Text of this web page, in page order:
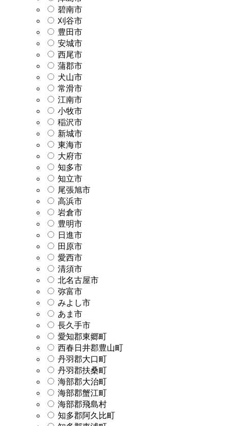
碧南市
刈谷市
豊田市
安城市
西尾市
蒲郡市
犬山市
常滑市
江南市
小牧市
稲沢市
新城市
東海市
大府市
知多市
知立市
尾張旭市
高浜市
岩倉市
豊明市
日進市
田原市
愛西市
清須市
北名古屋市
弥富市
みよし市
あま市
長久手市
愛知郡東郷町
西春日井郡豊山町
丹羽郡大口町
丹羽郡扶桑町
海部郡大治町
海部郡蟹江町
海部郡飛島村
知多郡阿久比町